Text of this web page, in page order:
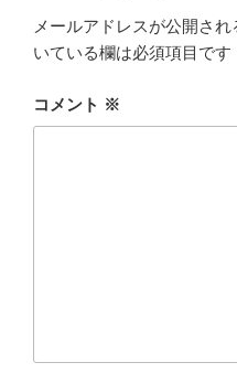
メールアドレスが公開され
いている欄は必須項目です
コメント ※